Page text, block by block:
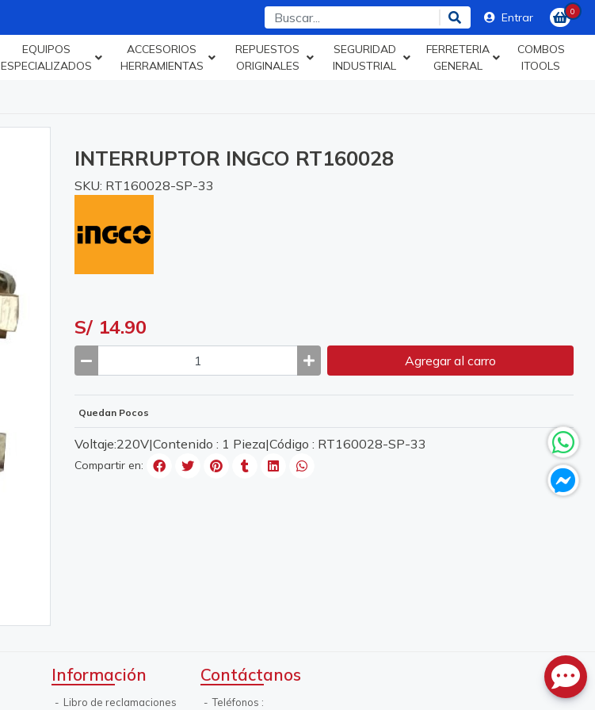
Entrar 0
EQUIPOS
ESPECIALIZADOS
ACCESORIOS
HERRAMIENTAS
REPUESTOS
ORIGINALES
SEGURIDAD
INDUSTRIAL
FERRETERIA
GENERAL
COMBOS
ITOOLS
INTERRUPTOR INGCO RT160028
SKU: RT160028-SP-33
S/ 14.90
Agregaral carro
Quedan Pocos
Voltaje:220V|Contenido : 1 Pieza|Código : RT160028-SP-33
Compartir en:
Información
Libro de reclamaciones
Contáctanos
Teléfonos